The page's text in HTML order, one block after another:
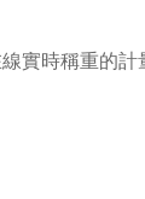
實時稱重的